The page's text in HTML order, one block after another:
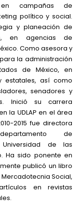
campañas de
político y social.
y planeación de
en agencias de
Como asesora y
la administración
de México, en
estatales, así como
senadores y
Inició su carrera
la UDLAP en el área
2015 fue directora
de
de las
Ha sido ponente en
publicó un libro
Social,
en revistas